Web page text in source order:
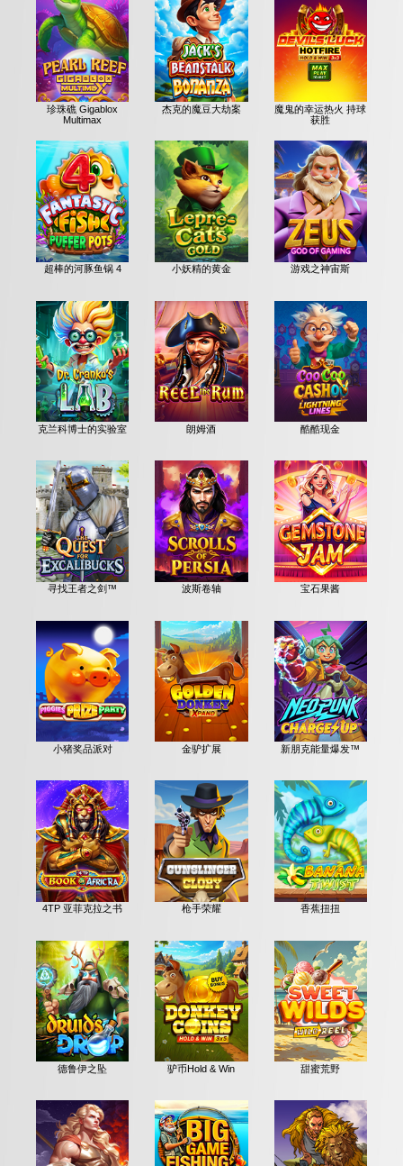
珍珠礁 Gigablox
Multimax
杰克的魔豆大劫案
魔鬼的幸运热火 持球
获胜
超棒的河豚鱼锅 4 小妖精的黄金 游戏之神宙斯
克兰科博士的实验室 朗姆酒 酷酷现金
寻找王者之剑™ 波斯卷轴 宝石果酱
小猪奖品派对 金驴扩展 新朋克能量爆发™
4TP 亚菲克拉之书 枪手荣耀 香蕉扭扭
德鲁伊之坠 驴币Hold & Win 甜蜜荒野